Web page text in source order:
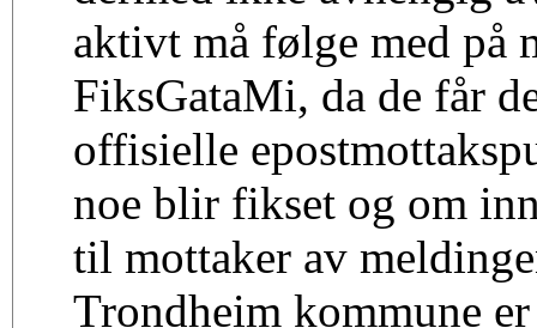
aktivt må følge med på
FiksGataMi, da de får
offisielle
noe blir fikset og om
til mottaker av
Trondheim kommune er